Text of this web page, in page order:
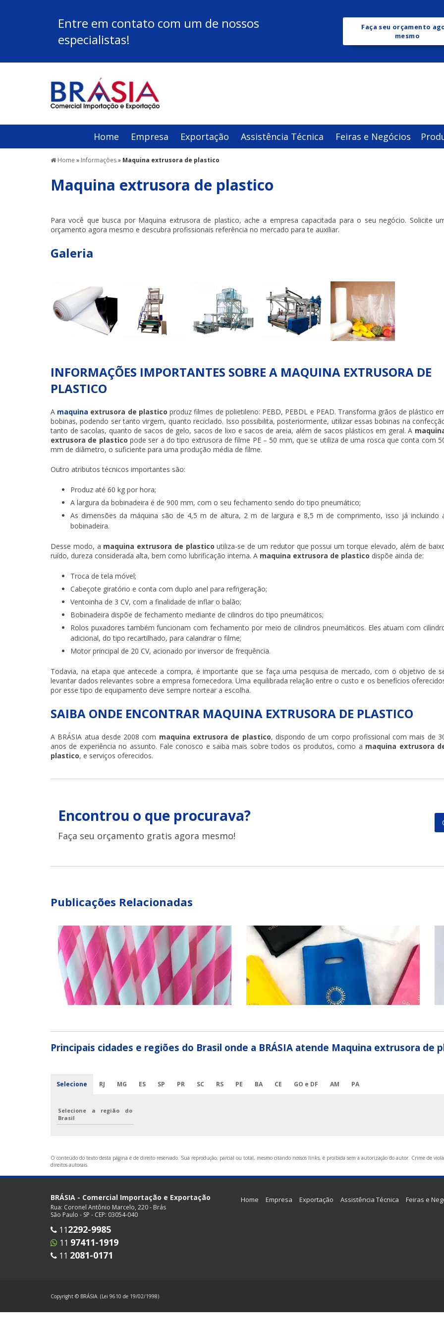
Entre em contato com um de nossos
especialistas!
Faça seu orçamento
mesmo
Home Empresa Exportação Assistência Técnica Feiras e Negócios
Home » Informações» Maquina extrusora de plastico
Maquina extrusora de plastico
Para você que busca por Maquina extrusora de plastico, ache a empresa capacitada para o seu negócio. Solicite
orçamento agora mesmo e descubra profissionais referência no mercado para te auxiliar.
Galeria
INFORMAÇÕES IMPORTANTES SOBRE A MAQUINA EXTRUSORA DE
PLASTICO
A maquina extrusora de plastico produz filmes de polietileno: PEBD, PEBDL e PEAD. Transforma grãos de plástico
bobinas, podendo ser tanto virgem, quanto reciclado. Isso possibilita, posteriormente, utilizar essas bobinas na
tanto de sacolas, quanto de sacos de gelo, sacos de lixo e sacos de areia, além de sacos plásticos em geral. A
extrusora de plastico pode ser a do tipo extrusora de filme PE – 50 mm, que se utiliza de uma rosca que conta com
mm de diâmetro, o suficiente para uma produção média de filme.
Outro atributos técnicos importantes são:
Produz até 60 kg por hora;
A largura da bobinadeira é de 900 mm, com o seu fechamento sendo do tipo pneumático;
As dimensões da máquina são de 4,5 m de altura, 2 m de largura e 8,5 m de comprimento, isso já incluindo
bobinadeira.
Desse modo, a maquina extrusora de plastico utiliza-se de um redutor que possui um torque elevado, além de
ruído, dureza considerada alta, bem como lubrificação interna. A maquina extrusora de plastico dispõe ainda de:
Troca de tela móvel;
Cabeçote giratório e conta com duplo anel para refrigeração;
Ventoinha de 3 CV, com a finalidade de inflar o balão;
Bobinadeira dispõe de fechamento mediante de cilindros do tipo pneumáticos;
Rolos puxadores também funcionam com fechamento por meio de cilindros pneumáticos. Eles atuam com
adicional, do tipo recartilhado, para calandrar o filme;
Motor principal de 20 CV, acionado por inversor de frequência.
Todavia, na etapa que antecede a compra, é importante que se faça uma pesquisa de mercado, com o objetivo de
levantar dados relevantes sobre a empresa fornecedora. Uma equilibrada relação entre o custo e os benefícios
por esse tipo de equipamento deve sempre nortear a escolha.
SAIBA ONDE ENCONTRAR MAQUINA EXTRUSORA DE PLASTICO
A BRÁSIA atua desde 2008 com maquina extrusora de plastico, dispondo de um corpo profissional com mais de
anos de experiência no assunto. Fale conosco e saiba mais sobre todos os produtos, como a maquina extrusora
plastico, e serviços oferecidos.
Encontrou o que procurava?
Faça seu orçamento gratis agora mesmo!
Publicações Relacionadas
Principais cidades e regiões do Brasil onde a BRÁSIA atende Maquina extrusora de
Selecione RJ MG ES SP PR SC RS PE BA CE GO e DF AM PA
Selecione a região do
Brasil
O conteúdo do texto desta página é de direito reservado. Sua reprodução, parcial ou total, mesmo citando nossos links, é proibida sem a autorização do autor. Crime de
direitos autorais
BRÁSIA - Comercial Importação e Exportação
Rua: Coronel Antônio Marcelo, 220 - Brás
São Paulo - SP - CEP: 03054-040
112292-9985
11 97411-1919
11 2081-0171
Home Empresa Exportação Assistência Técnica Feiras e
Copyright © BRÁSIA. (Lei 9610 de 19/02/1998)